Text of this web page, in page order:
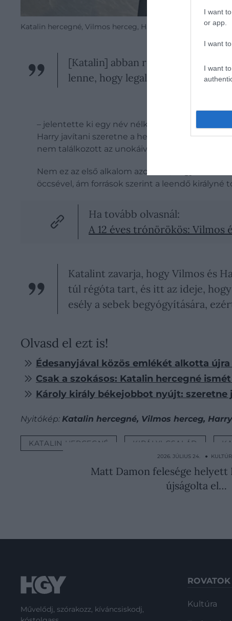
I want
or app.
I want
I want
Katalin hercegné, Vilmos herceg, Harry herceg és Meghan
[Katalin] abban reménykedik,
lenne, hogy legalább a családi
– jelentette ki egy név nélküli forrás. Egy
Harry javítani szeretne a helyzeten, neki kell
nem találkozott az unokáival.
Nem ez az első alkalom azonban, hogy
öccsével, ám források szerint a leendő
Ha tovább olvasnál:
A 12 éves trónörökös:
Katalint zavarja, hogy Vilmos és
túl régóta tart, és itt az ideje,
esély a sebek begyógyítására,
Olvasd el ezt is!
Édesanyjával közös emlékét alkotta
Csak a szokásos: Katalin hercegné
Károly király békejobbot nyújt:
Nyitókép: Katalin hercegné, Vilmos herceg,
KATALIN HERCEGNÉ KIRÁLYI CSALÁD
2026. JÚLIUS 24. ●
Matt Damon felesége helyett
újságolta el…
Művelődj, szórakozz, kíváncsiskodj,
ROVATOK
Kultúra